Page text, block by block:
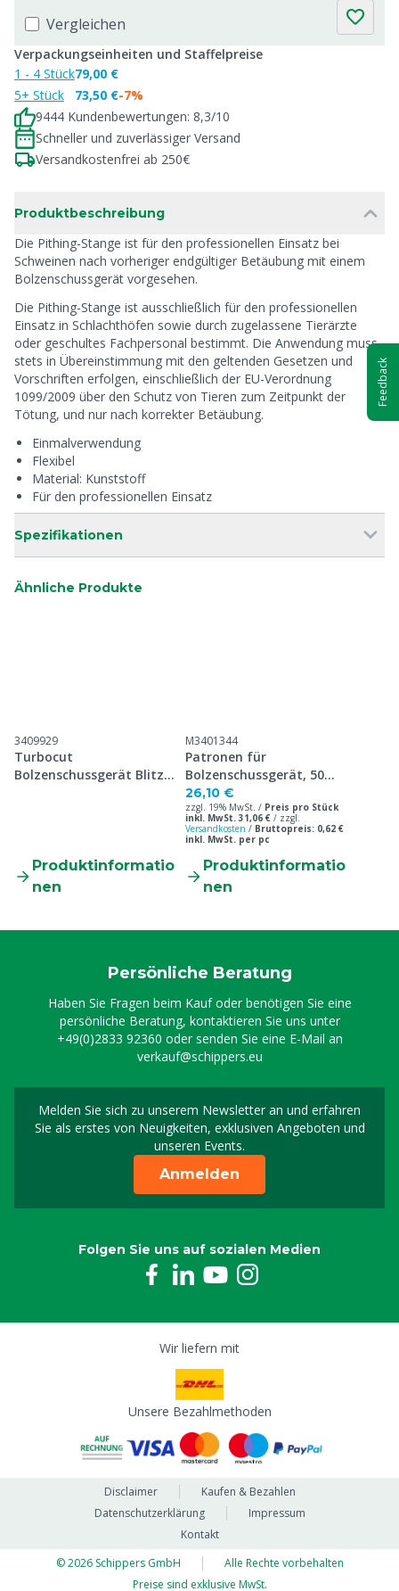
Vergleichen
Verpackungseinheiten und Staffelpreise
1 - 4 Stück
5+ Stück
79,00 €
73,50 €-7%
9444 Kundenbewertungen: 8,3/10
Schneller und zuverlässiger Versand
Versandkostenfrei ab 250€
Produktbeschreibung
Die Pithing-Stange ist für den professionellen Einsatz bei
Schweinen nach vorheriger endgültiger Betäubung mit einem
Bolzenschussgerät vorgesehen.
Die Pithing-Stange ist ausschließlich für den professionellen
Einsatz in Schlachthöfen sowie durch zugelassene Tierärzte
oder geschultes Fachpersonal bestimmt. Die Anwendung muss
stets in Übereinstimmung mit den geltenden Gesetzen und
Vorschriften erfolgen, einschließlich der EU-Verordnung
1099/2009 über den Schutz von Tieren zum Zeitpunkt der
Tötung, und nur nach korrekter Betäubung.
Einmalverwendung
Flexibel
Material: Kunststoff
Für den professionellen Einsatz
Spezifikationen
Ähnliche Produkte
3409929
Turbocut
Bolzenschussgerät Blitz
Produktinformatio
nen
M3401344
Patronen für
Bolzenschussgerät, 50
Stück
26,10 €
zzgl. 19% MwSt. / Preis pro Stück
inkl. MwSt. 31,06 € / zzgl.
Versandkosten / Bruttopreis: 0,62 €
inkl. MwSt. per pc
Produktinformatio
nen
Persönliche Beratung
Haben Sie Fragen beim Kauf oder benötigen Sie eine
persönliche Beratung, kontaktieren Sie uns unter
+49(0)2833 92360 oder senden Sie eine E-Mail an
verkauf@schippers.eu
Melden Sie sich zu unserem Newsletter an und erfahren
Sie als erstes von Neuigkeiten, exklusiven Angeboten und
unseren Events.
Melden Sie sich für
Anmelden
Folgen Sie uns auf sozialen Medien
Wir liefern mit
Unsere Bezahlmethoden
Disclaimer
Kaufen & Bezahlen
Datenschutzerklärung
Impressum
Kontakt
© 2026 Schippers GmbH
Alle Rechte vorbehalten
Preise sind exklusive MwSt.
Feedback